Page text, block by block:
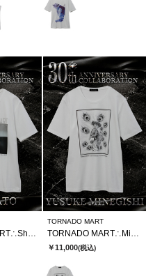
TORNADO MART
￥11,000(税込)